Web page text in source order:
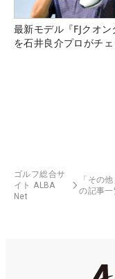
最新モデル『FJクオン
を石井良介プロがチェ
ゴルフ総合サ
イト ALBA
Net
「その他
の記事一